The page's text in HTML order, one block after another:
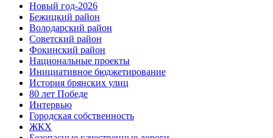
Новый год-2026
Бежицкий район
Володарский район
Советский район
Фокинский район
Национальные проекты
Инициативное бюджетирование
История брянских улиц
80 лет Победе
Интервью
Городская собственность
ЖКХ